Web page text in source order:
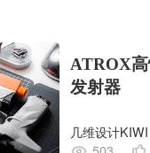
ATROX
发射器
几维设计KIWI